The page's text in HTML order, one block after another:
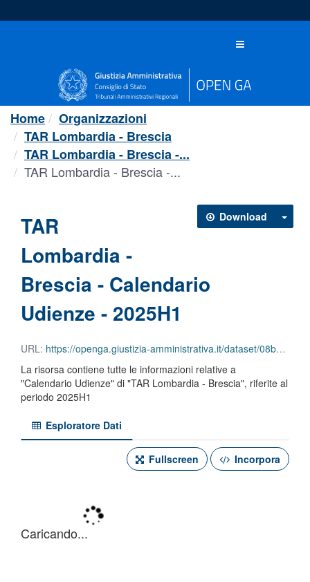
al
Toggle
Home
Organizzazioni
TAR Lombardia - Brescia
TAR Lombardia - Brescia -...
TAR Lombardia - Brescia -...
Download
TAR
Lombardia -
Brescia - Calendario
Udienze - 2025H1
URL: https://openga.giustizia-amministrativa.it/dataset/08b699d1-46d3-4799-918d-26a2a586714a/resource/a78a8c14-b6f9-45ef-8f73-7c79f28f552f/download/tar-lombardia-brescia-calendario-udienze-2025h1.csv
La risorsa contiene tutte le informazioni relative a
"Calendario Udienze" di "TAR Lombardia - Brescia", riferite al
periodo 2025H1
Esploratore Dati
Fullscreen Incorpora